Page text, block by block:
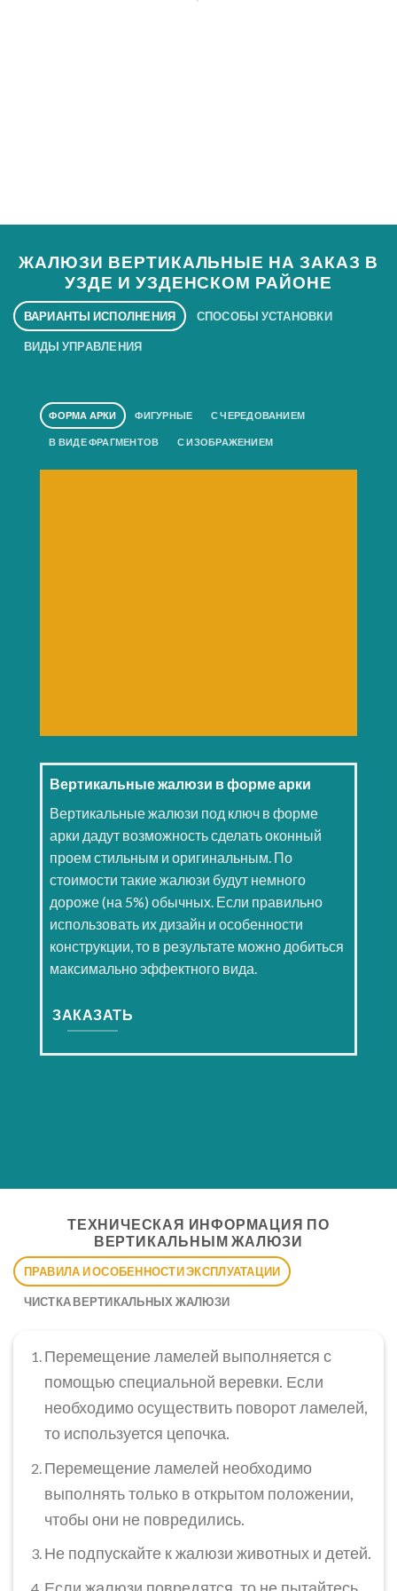
ЖАЛЮЗИ ВЕРТИКАЛЬНЫЕ НА ЗАКАЗ В
УЗДЕ И УЗДЕНСКОМ РАЙОНЕ
ВАРИАНТЫ ИСПОЛНЕНИЯ СПОСОБЫ УСТАНОВКИ
ВИДЫ УПРАВЛЕНИЯ
ФОРМА АРКИ ФИГУРНЫЕ С ЧЕРЕДОВАНИЕМ
В ВИДЕ ФРАГМЕНТОВ С ИЗОБРАЖЕНИЕМ
Вертикальные жалюзи в форме арки
Вертикальные жалюзи под ключ в форме
арки дадут возможность сделать оконный
проем стильным и оригинальным. По
стоимости такие жалюзи будут немного
дороже (на 5%) обычных. Если правильно
использовать их дизайн и особенности
конструкции, то в результате можно добиться
максимально эффектного вида.
ЗАКАЗАТЬ
ТЕХНИЧЕСКАЯ ИНФОРМАЦИЯ ПО
ВЕРТИКАЛЬНЫМ ЖАЛЮЗИ
ПРАВИЛА И ОСОБЕННОСТИ ЭКСПЛУАТАЦИИ
ЧИСТКА ВЕРТИКАЛЬНЫХ ЖАЛЮЗИ
Перемещение ламелей выполняется с
помощью специальной веревки. Если
необходимо осуществить поворот ламелей,
то используется цепочка.
Перемещение ламелей необходимо
выполнять только в открытом положении,
чтобы они не повредились.
Не подпускайте к жалюзи животных и детей.